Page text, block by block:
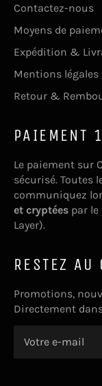
Contactez-nous
Moyens de
Expédition &
Mentions légales ,
Retour &
PAIEMENT
Le paiement sur
sécurisé. Toutes
communiquez
et cryptées par le
Layer).
RESTEZ AU
Promotions,
Directement